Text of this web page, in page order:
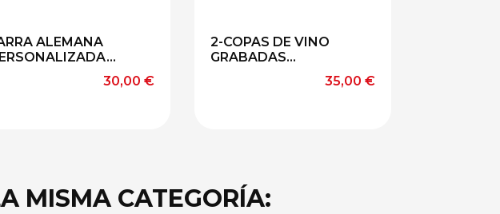
ALEMANA
Precio
30,00 €
2-COPAS DE VINO
GRABADAS...
Precio
35,00 €
MISMA CATEGORÍA: